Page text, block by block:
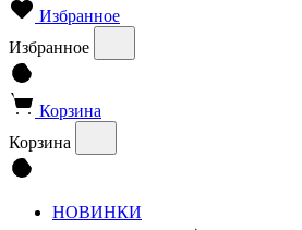
Избранное
Избранное
Корзина
Корзина
НОВИНКИ